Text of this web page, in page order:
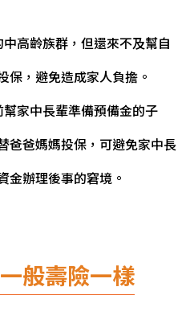
高齡族群，但還來不及幫自
保，避免造成家人負擔。
幫家中長輩準備預備金的子
爸爸媽媽投保，可避免家中長
金辦理後事的窘境。
般壽險一樣